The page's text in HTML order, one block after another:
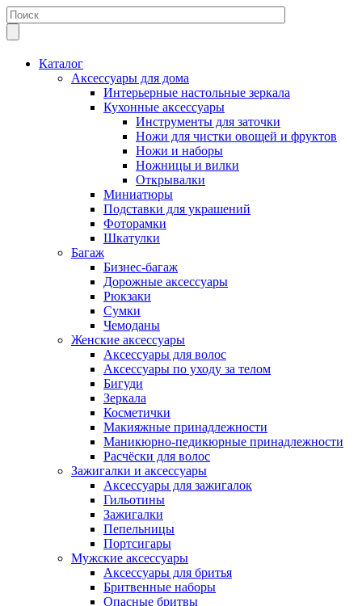
Каталог
Аксессуары для дома
Интерьерные настольные зеркала
Кухонные аксессуары
Инструменты для заточки
Ножи для чистки овощей и фруктов
Ножи и наборы
Ножницы и вилки
Открывалки
Миниатюры
Подставки для украшений
Фоторамки
Шкатулки
Багаж
Бизнес-багаж
Дорожные аксессуары
Рюкзаки
Сумки
Чемоданы
Женские аксессуары
Аксессуары для волос
Аксессуары по уходу за телом
Бигуди
Зеркала
Косметички
Макияжные принадлежности
Маникюрно-педикюрные принадлежности
Расчёски для волос
Зажигалки и аксессуары
Аксессуары для зажигалок
Гильотины
Зажигалки
Пепельницы
Портсигары
Мужские аксессуары
Аксессуары для бритья
Бритвенные наборы
Опасные бритвы